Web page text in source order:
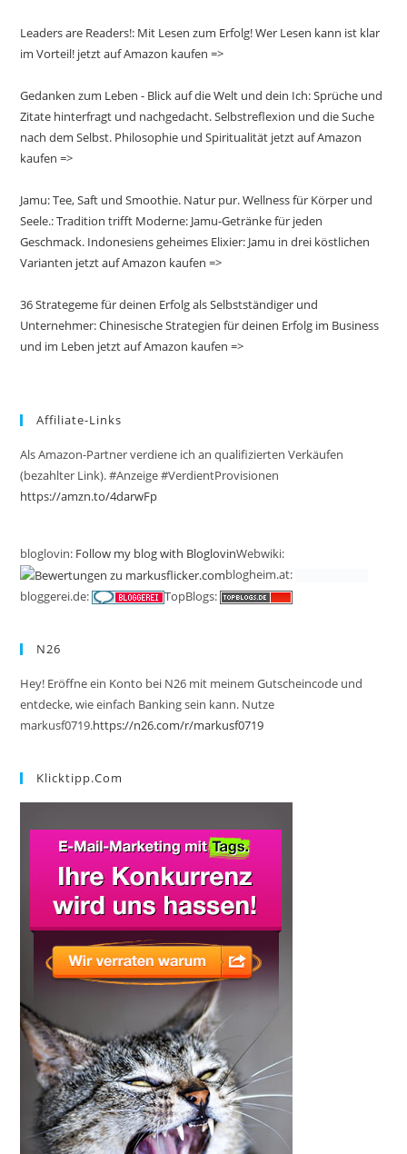
Leaders are Readers!: Mit Lesen zum Erfolg! Wer Lesen kann ist klar
im Vorteil! jetzt auf Amazon kaufen =>
Gedanken zum Leben - Blick auf die Welt und dein Ich: Sprüche und
Zitate hinterfragt und nachgedacht. Selbstreflexion und die Suche
nach dem Selbst. Philosophie und Spiritualität jetzt auf Amazon
kaufen =>
Jamu: Tee, Saft und Smoothie. Natur pur. Wellness für Körper und
Seele.: Tradition trifft Moderne: Jamu-Getränke für jeden
Geschmack. Indonesiens geheimes Elixier: Jamu in drei köstlichen
Varianten jetzt auf Amazon kaufen =>
36 Strategeme für deinen Erfolg als Selbstständiger und
Unternehmer: Chinesische Strategien für deinen Erfolg im Business
und im Leben jetzt auf Amazon kaufen =>
Affiliate-Links
Als Amazon-Partner verdiene ich an qualifizierten Verkäufen
(bezahlter Link). #Anzeige #VerdientProvisionen
https://amzn.to/4darwFp
bloglovin: Follow my blog with BloglovinWebwiki:
blogheim.at:
bloggerei.de:
TopBlogs:
N26
Hey! Eröffne ein Konto bei N26 mit meinem Gutscheincode und
entdecke, wie einfach Banking sein kann. Nutze
markusf0719.https://n26.com/r/markusf0719
Klicktipp.com